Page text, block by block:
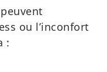
ou l’inconfort
: